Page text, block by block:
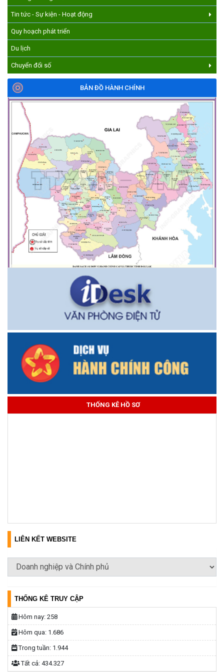
Tin tức - Sự kiện - Hoạt động
Quy hoạch phát triển
Du lịch
Chuyển đổi số
BẢN ĐỒ HÀNH CHÍNH
THỐNG KÊ HỒ SƠ
LIÊN KẾT WEBSITE
THỐNG KÊ TRUY CẬP
Hôm nay: 258
Hôm qua: 1.686
Trong tuần: 1.944
Tất cả: 434.327